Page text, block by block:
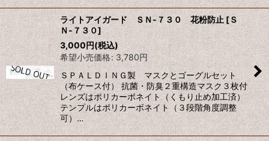
ライトアイガード ＳＮ-７３０ 花粉防止 [Ｓ
Ｎ-７３０]
3,000円(税込)
希望小売価格: 3,780円
ＳＰＡＬＤＩＮＧ製 マスクとゴーグルセット
（布ケース付） 抗菌・防臭２重構造マスク３枚付
レンズはポリカーボネイト（くもり止め加工済）
テンプルはポリカーボネイト（３段階角度調整
可）…